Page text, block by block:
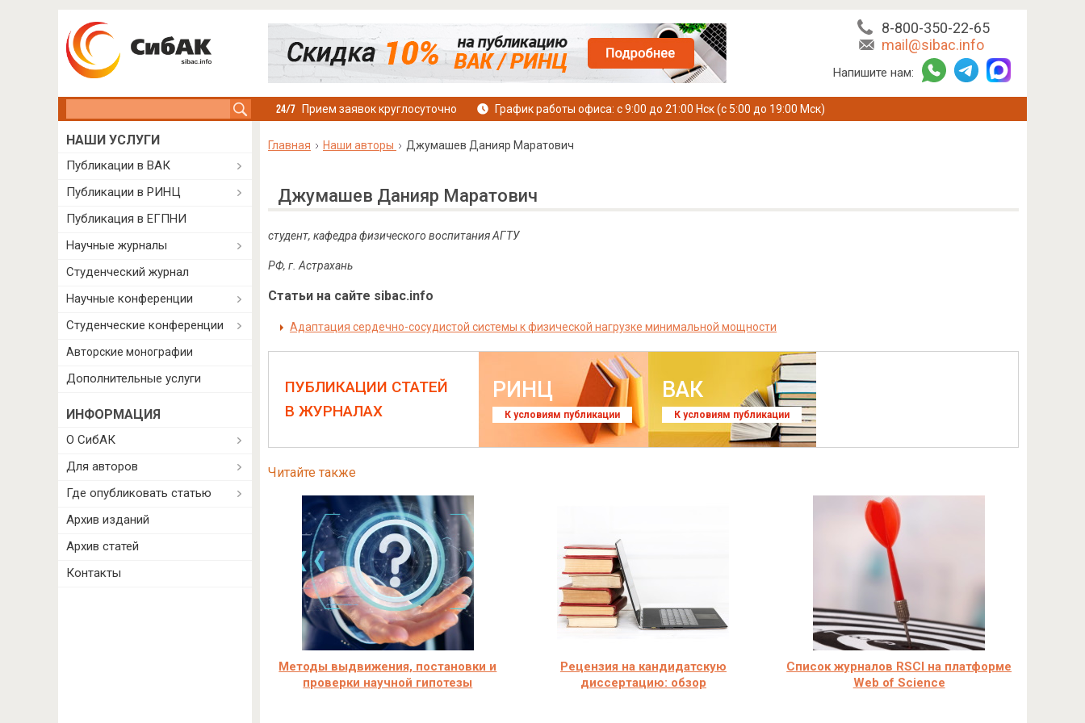
8-800-350-22-65
mail@sibac.info
Напишите нам:
Прием заявок круглосуточно График работы офиса: с 9:00 до 21:00 Нск (с 5:00 до 19:00 Мск)
Главная Наши авторы Джумашев Данияр Маратович
Джумашев Данияр Маратович
студент, кафедра физического воспитания АГТУ
РФ, г. Астрахань
Статьи на сайте sibac.info
Адаптация сердечно-сосудистой системы к физической нагрузке минимальной мощности
ПУБЛИКАЦИИ СТАТЕЙ
В ЖУРНАЛАХ
РИНЦ
К условиям публикации
ВАК
К условиям публикации
Читайте также
Методы выдвижения, постановки и
проверки научной гипотезы
Рецензия на кандидатскую
диссертацию: обзор
Cписок журналов RSCI на платформе
Web of Science
НАШИ УСЛУГИ
Публикации в ВАК
Публикации в РИНЦ
Публикация в ЕГПНИ
Научные журналы
Студенческий журнал
Научные конференции
Студенческие конференции
Авторские монографии
Дополнительные услуги
ИНФОРМАЦИЯ
О СибАК
Для авторов
Где опубликовать статью
Архив изданий
Архив статей
Контакты